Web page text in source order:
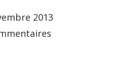
2013